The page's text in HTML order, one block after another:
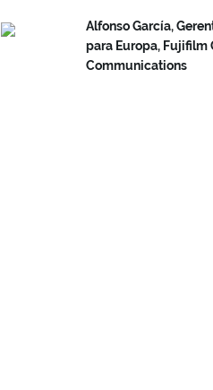
Alfonso García,
para Europa, Fujifilm
Communications